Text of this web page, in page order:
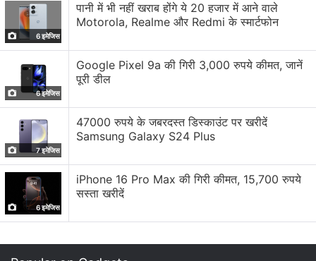
कैमरा सेटअप की बात करें तो Pixel 10 Pro XL के रियर में f/1.68
अपर्चर के साथ 50 मेगापिक्सल वाइड कैमरा, f/1.7 अपर्चर के साथ 48
मेगापिक्सल अल्ट्रा वाइड कैमरा और f/2.8 अपर्चर के साथ 48
मेगापिक्सल टेलीफोटो कैमरा दिया गया है। इसमें सेल्फी और वीडियो कॉल
के लिए f/2.2 अपर्चर के साथ 42 मेगापिक्सल का ड्यूल पीडी फ्रंट
कैमरा है। कनेक्टिविटी ऑप्शंस में ड्यूल सिम, वाई-फाई 7, ब्लूटूथ v6,
एनएफसी, जीपीएस, गूगल कास्ट और यूएसबी टाइप सी 3.2 पोर्ट शामिल
है।
6 इमेजिस
पानी में भी नहीं खराब होंगे ये 20 हजार में आने वाले
Motorola, Realme और Redmi के स्मार्टफोन
6 इमेजिस
Google Pixel 9a की गिरी 3,000 रुपये कीमत, जानें
पूरी डील
7 इमेजिस
47000 रुपये के जबरदस्त डिस्काउंट पर खरीदें
Samsung Galaxy S24 Plus
6 इमेजिस
iPhone 16 Pro Max की गिरी कीमत, 15,700 रुपये
सस्ता खरीदें